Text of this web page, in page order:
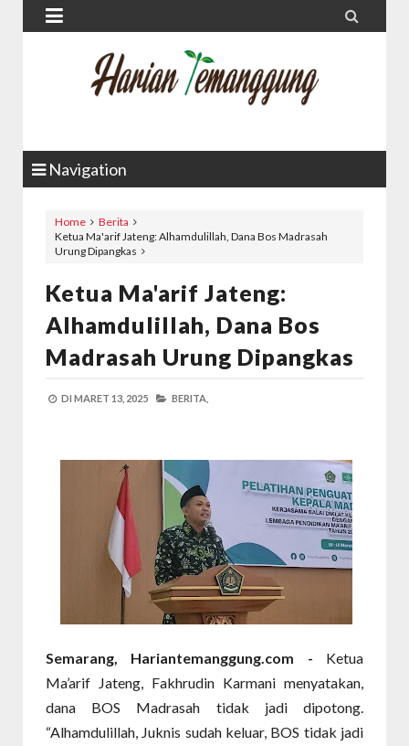
 
Navigation
Home
Berita
Ketua Ma'arif Jateng: Alhamdulillah, Dana Bos Madrasah
Urung Dipangkas
Ketua Ma'arif Jateng:
Alhamdulillah, Dana Bos
Madrasah Urung Dipangkas
DI MARET 13, 2025 BERITA,
Semarang, Hariantemanggung.com - Ketua
Ma’arif Jateng, Fakhrudin Karmani menyatakan,
dana BOS Madrasah tidak jadi dipotong.
“Alhamdulillah, Juknis sudah keluar, BOS tidak jadi